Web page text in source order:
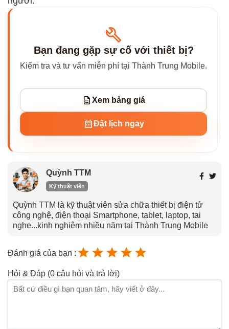
Bạn đang gặp sự cố với thiết bị?
Kiểm tra và tư vấn miễn phí tại Thành Trung Mobile.
Xem bảng giá
Đặt lịch ngay
Quỳnh TTM
Kỹ thuật viên
Quỳnh TTM là kỹ thuật viên sửa chữa thiết bị điện tử
công nghệ, điện thoại Smartphone, tablet, laptop, tai
nghe...kinh nghiệm nhiều năm tại Thành Trung Mobile
Đánh giá của bạn :
Hỏi & Đáp (0 câu hỏi và trả lời)